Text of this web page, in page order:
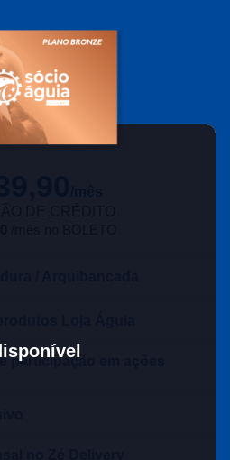
participação em ações